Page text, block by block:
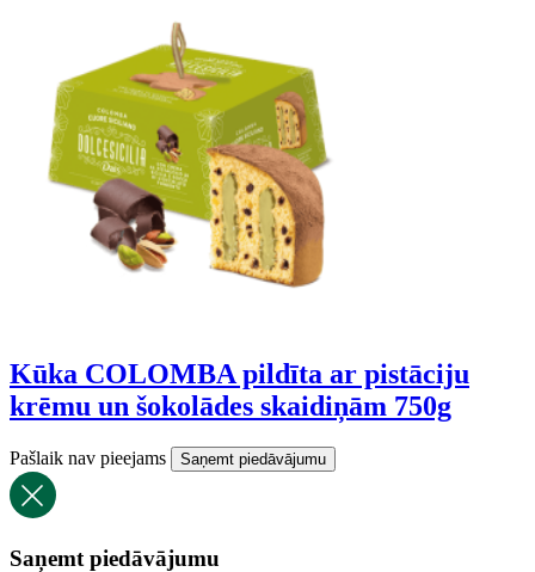
Kūka COLOMBA pildīta ar pistāciju
krēmu un šokolādes skaidiņām 750g
Pašlaik nav pieejams Saņemt piedāvājumu
Saņemt piedāvājumu